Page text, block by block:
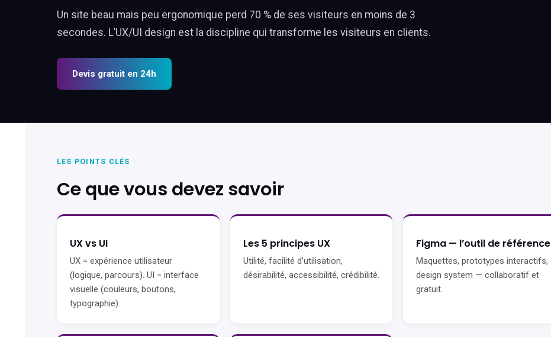
Un site beau mais peu ergonomique perd 70 % de ses visiteurs en moins de 3
secondes. L’UX/UI design est la discipline qui transforme les visiteurs en clients.
Devis gratuit en 24h
LES POINTS CLÉS
Ce que vous devez savoir
UX vs UI
UX = expérience utilisateur
(logique, parcours). UI = interface
visuelle (couleurs, boutons,
typographie).
Les 5 principes UX
Utilité, facilité d’utilisation,
désirabilité, accessibilité, crédibilité.
Figma — l’outil de référence
Maquettes, prototypes interactifs,
design system — collaboratif et
gratuit.